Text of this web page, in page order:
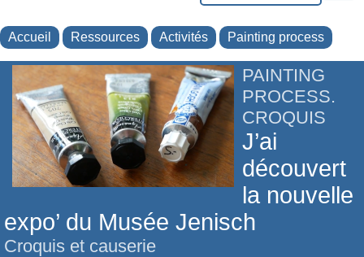
Accueil Ressources Activités Painting process
PAINTING
PROCESS.
CROQUIS
J’ai
découvert
la nouvelle
expo’ du Musée Jenisch
Croquis et causerie